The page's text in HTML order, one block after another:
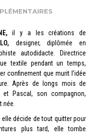
il y a les créations de
designer, diplômée en
autodidacte. Directrice
textile pendant un temps,
confinement que murit l’idée
Après de longs mois de
Pascal, son compagnon,
née.
décide de tout quitter pour
plus tard, elle tombe